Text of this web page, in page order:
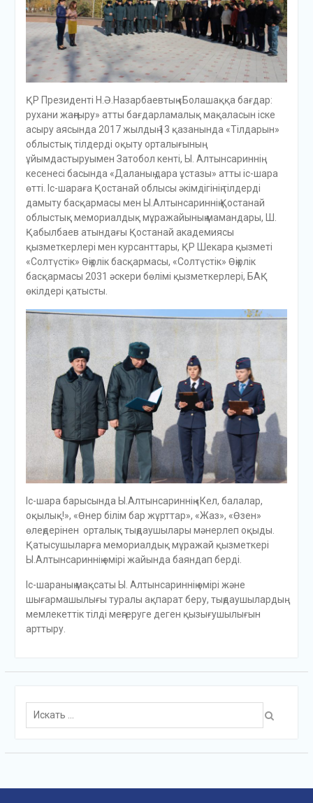
ҚР Президенті Н.Ә.Назарбаевтың «Болашаққа бағдар:
рухани жаңғыру» атты бағдарламалық мақаласын іске
асыру аясында 2017 жылдың 13 қазанында «Тілдарын»
облыстық тілдерді оқыту орталығының
ұйымдастыруымен Затобол кенті, Ы. Алтынсариннің
кесенесі басында «Даланың дара ұстазы» атты іс-шара
өтті. Іс-шараға Қостанай облысы әкімдігінің тілдерді
дамыту басқармасы мен Ы.Алтынсариннің Қостанай
облыстық мемориалдық мұражайының мамандары, Ш.
Қабылбаев атындағы Қостанай академиясы
қызметкерлері мен курсанттары, ҚР Шекара қызметі
«Солтүстік» Өңірлік басқармасы, «Солтүстік» Өңірлік
басқармасы 2031 әскери бөлімі қызметкерлері, БАҚ
өкілдері қатысты.
Іс-шара барысында Ы.Алтынсариннің «Кел, балалар,
оқылық!», «Өнер білім бар жұрттар», «Жаз», «Өзен»
өлеңдерінен орталық тыңдаушылары мәнерлеп оқыды.
Қатысушыларға мемориалдық мұражай қызметкері
Ы.Алтынсариннің өмірі жайында баяндап берді.
Іс-шараның мақсаты Ы. Алтынсариннің өмірі және
шығармашылығы туралы ақпарат беру, тыңдаушылардың
мемлекеттік тілді меңгеруге деген қызығушылығын
арттыру.
Поиск
для: